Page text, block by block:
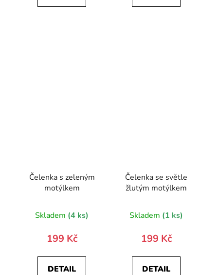
Čelenka s zeleným
motýlkem
Skladem (4 ks)
199 Kč
DETAIL
Čelenka se světle
žlutým motýlkem
Skladem (1 ks)
199 Kč
DETAIL